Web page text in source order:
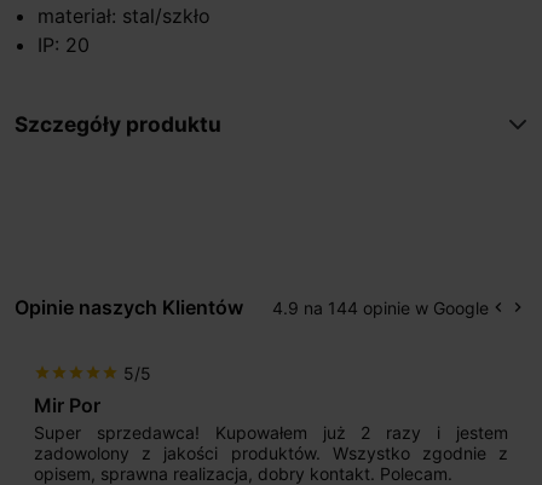
materiał: stal/szkło
IP: 20
Szczegóły produktu
Opinie naszych Klientów 4.9 na 144 opinie w Google keyboard_arrow_left keyboard_arrow_right
star star star star star 5/5
Mir Por
Super sprzedawca! Kupowałem już 2 razy i jestem
zadowolony z jakości produktów. Wszystko zgodnie z
opisem, sprawna realizacja, dobry kontakt. Polecam.